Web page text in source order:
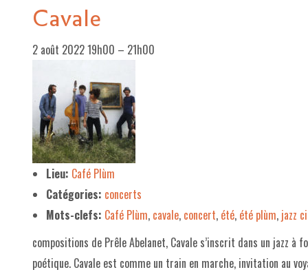
Cavale
2 août 2022 19h00 – 21h00
Lieu: Café Plùm
Catégories: concerts
Mots-clefs: Café Plùm, cavale, concert, été, été plùm, jazz
compositions de Prêle Abelanet, Cavale s’inscrit dans un jazz
poétique. Cavale est comme un train en marche, invitation au